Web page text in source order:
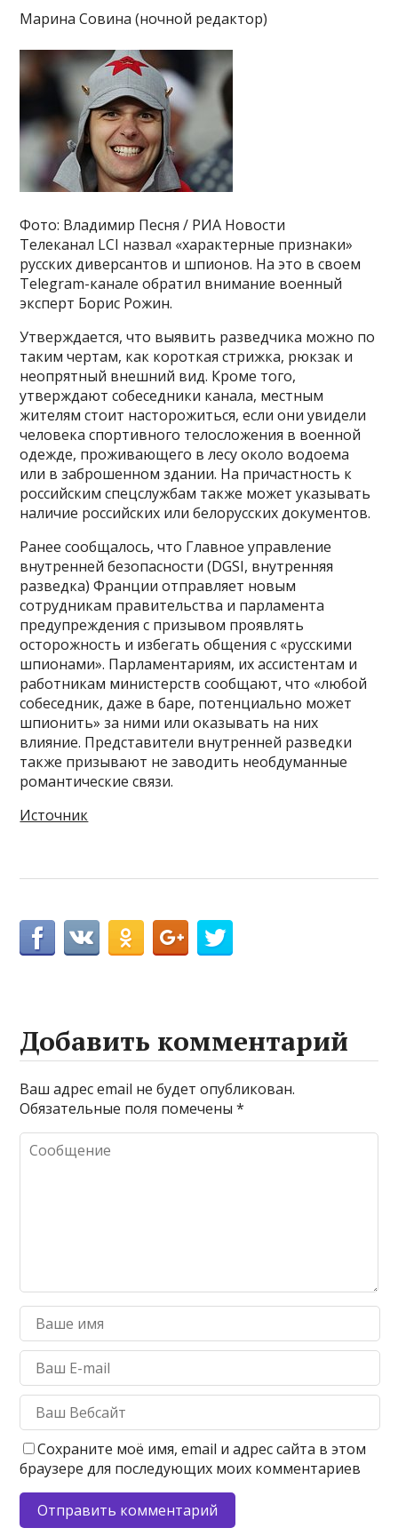
Марина Совина (ночной редактор)
Фото: Владимир Песня / РИА Новости
Телеканал LCI назвал «характерные признаки»
русских диверсантов и шпионов. На это в своем
Telegram-канале обратил внимание военный
эксперт Борис Рожин.
Утверждается, что выявить разведчика можно по
таким чертам, как короткая стрижка, рюкзак и
неопрятный внешний вид. Кроме того,
утверждают собеседники канала, местным
жителям стоит насторожиться, если они увидели
человека спортивного телосложения в военной
одежде, проживающего в лесу около водоема
или в заброшенном здании. На причастность к
российским спецслужбам также может указывать
наличие российских или белорусских документов.
Ранее сообщалось, что Главное управление
внутренней безопасности (DGSI, внутренняя
разведка) Франции отправляет новым
сотрудникам правительства и парламента
предупреждения с призывом проявлять
осторожность и избегать общения с «русскими
шпионами». Парламентариям, их ассистентам и
работникам министерств сообщают, что «любой
собеседник, даже в баре, потенциально может
шпионить» за ними или оказывать на них
влияние. Представители внутренней разведки
также призывают не заводить необдуманные
романтические связи.
Источник
Добавить комментарий
Ваш адрес email не будет опубликован.
Обязательные поля помечены*
Сохраните моё имя, email и адрес сайта в этом
браузере для последующих моих комментариев